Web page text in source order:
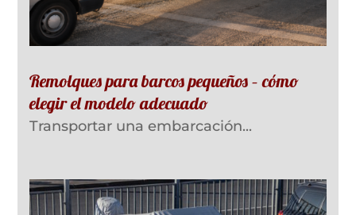
Remolques para barcos pequeños – cómo
elegir el modelo adecuado
Transportar una embarcación...